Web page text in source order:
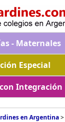
- Maternales
Especial
Integración
en Argentina>